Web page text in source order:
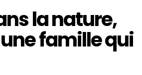
la nature,
famille qui